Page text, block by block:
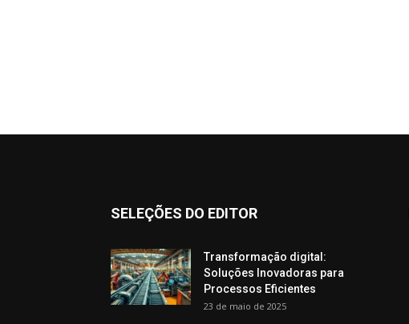
SELEÇÕES DO EDITOR
Transformação digital:
Soluções Inovadoras para
Processos Eficientes
23 de maio de 2025